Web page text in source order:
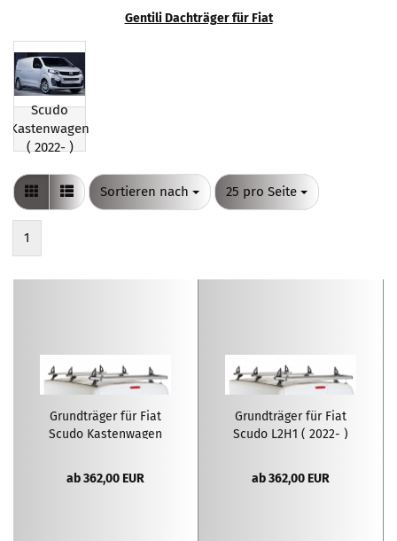
Gentili Dachträger für Fiat
Scudo
Kastenwagen
( 2022- )
Sortieren nach
Sortieren nach 25 pro Seite
pro Seite
1
Grundträger für Fiat
Scudo Kastenwagen
ab 362,00 EUR
Grundträger für Fiat
Scudo L2H1 ( 2022- )
ab 362,00 EUR